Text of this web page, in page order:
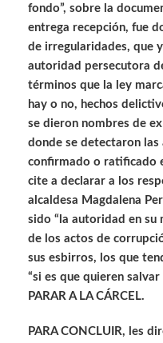
fondo”, sobre la
entrega recepción, fue
de irregularidades, que
autoridad persecutora
términos que la ley
hay o no, hechos
se dieron nombres de
donde se detectaron las
confirmado o ratificado
cite a declarar a los
alcaldesa Magdalena
sido “la autoridad en su
de los actos de
sus esbirros, los que
“si es que quieren salvar
PARAR A LA CÁRCEL.
PARA CONCLUIR, les